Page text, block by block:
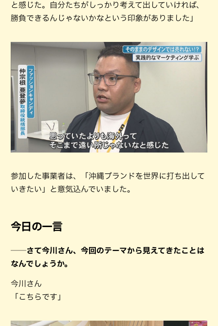
と感じた。自分たちがしっかり考えて出していければ、
勝負できるんじゃないかなという印象がありました」
参加した事業者は、「沖縄ブランドを世界に打ち出して
いきたい」と意気込んでいました。
今日の一言
──さて今川さん、今回のテーマから見えてきたことは
なんでしょうか。
今川さん
「こちらです」